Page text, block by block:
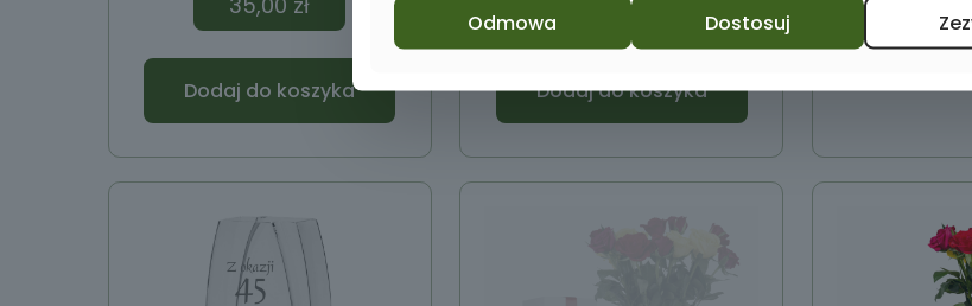
Dodaj do koszyka Dodaj do koszyka
Dodaj
Odmowa Dostosuj